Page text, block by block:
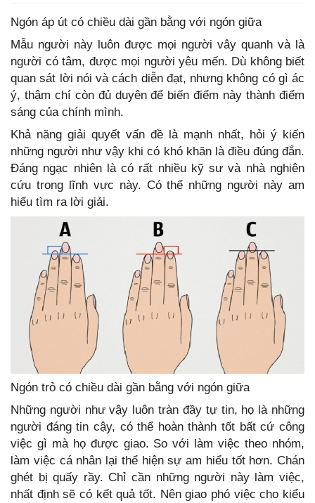
Ngón áp út có chiều dài gần bằng với ngón giữa
Mẫu người này luôn được mọi người vây quanh và là
người có tâm, được mọi người yêu mến. Dù không biết
quan sát lời nói và cách diễn đạt, nhưng không có gì ác
ý, thậm chí còn đủ duyên để biến điểm này thành điểm
sáng của chính mình.
Khả năng giải quyết vấn đề là mạnh nhất, hỏi ý kiến
những người như vậy khi có khó khăn là điều đúng đắn.
Đáng ngạc nhiên là có rất nhiều kỹ sư và nhà nghiên
cứu trong lĩnh vực này. Có thể những người này am
hiểu tìm ra lời giải.
Ngón trỏ có chiều dài gần bằng với ngón giữa
Những người như vậy luôn tràn đầy tự tin, họ là những
người đáng tin cậy, có thể hoàn thành tốt bất cứ công
việc gì mà họ được giao. So với làm việc theo nhóm,
làm việc cá nhân lại thể hiện sự am hiểu tốt hơn. Chán
ghét bị quấy rầy. Chỉ cần những người này làm việc,
nhất định sẽ có kết quả tốt. Nên giao phó việc cho kiểu